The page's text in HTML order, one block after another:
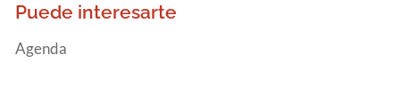
Puede interesarte
Agenda